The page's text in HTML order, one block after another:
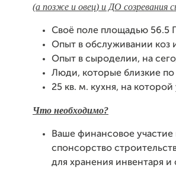
(а позже и овец) и ДО
Своё поле площадью 56.5
Опыт в обслуживании коз
Опыт в сыроделии, на
Люди, которые близкие
25 кв. м. кухня, на
Что необходимо?
Ваше финансовое участие
спонсорство
для хранения инвентаря